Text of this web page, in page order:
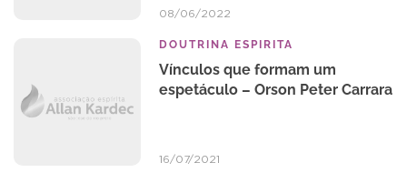
08/06/2022
DOUTRINA ESPIRITA
Vínculos que formam um
espetáculo – Orson Peter Carrara
16/07/2021